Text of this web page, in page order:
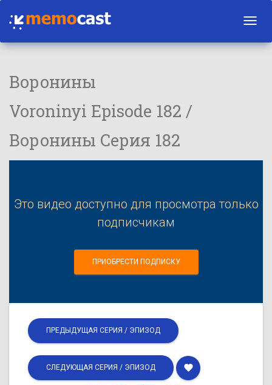
Воронины
Voroninyi Episode 182 /
Воронины Серия 182
Это видео доступно для просмотра только
подписчикам
ПРИОБРЕСТИ ПОДПИСКУ
ПРЕДЫДУЩАЯ СЕРИЯ / ЭПИЗОД
СЛЕДУЮЩАЯ СЕРИЯ / ЭПИЗОД favorite